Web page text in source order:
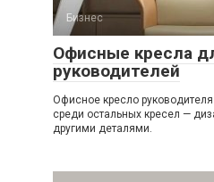
Бизнес
Офисные кресла
руководителей
Офисное кресло
среди остальных кресел —
другими деталями.